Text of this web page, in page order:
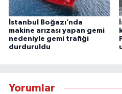
İstanbul Boğazı’nda
makine arızası yapan gemi
nedeniyle gemi trafiği
durduruldu
Yorumlar